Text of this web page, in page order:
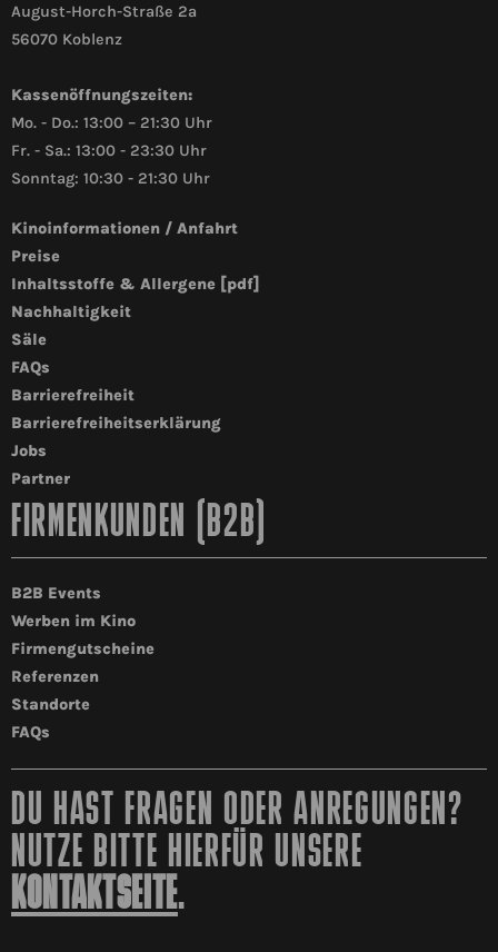
August-Horch-Straße 2a
56070 Koblenz
Kassenöffnungszeiten:
Mo. - Do.: 13:00 – 21:30 Uhr
Fr. - Sa.: 13:00 - 23:30 Uhr
Sonntag: 10:30 - 21:30 Uhr
Kinoinformationen / Anfahrt
Preise
Inhaltsstoffe & Allergene [pdf]
Nachhaltigkeit
Säle
FAQs
Barrierefreiheit
Barrierefreiheitserklärung
Jobs
Partner
FIRMENKUNDEN (B2B)
B2B Events
Werben im Kino
Firmengutscheine
Referenzen
Standorte
FAQs
DU HAST FRAGEN ODER ANREGUNGEN?
NUTZE BITTE HIERFÜR UNSERE
KONTAKTSEITE.